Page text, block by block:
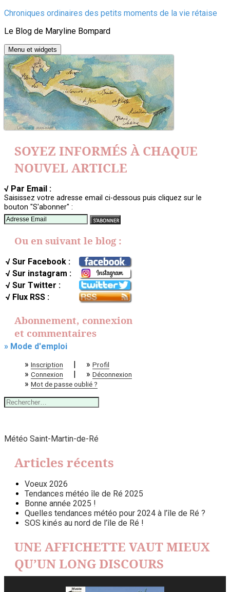
Aller
contenu
Chroniques ordinaires des petits moments de la vie rétaise
Le Blog de Maryline Bompard
Menu et widgets
SOYEZ INFORMÉS À CHAQUE
NOUVEL ARTICLE
√ Par Email :
Saisissez votre adresse email ci-dessous puis cliquez sur le
bouton "S'abonner" :
Ou en suivant le blog :
√ Sur Facebook :
√ Sur instagram :
√ Sur Twitter :
√ Flux RSS :
Abonnement, connexion
et commentaires
» Mode d'emploi
» Inscription | » Profil
» Connexion | » Déconnexion
» Mot de passe oublié ?
Rechercher :
Météo Saint-Martin-de-Ré
Articles récents
Voeux 2026
Tendances météo île de Ré 2025
Bonne année 2025 !
Quelles tendances météo pour 2024 à l’île de Ré ?
SOS kinés au nord de l’île de Ré !
UNE AFFICHETTE VAUT MIEUX
QU’UN LONG DISCOURS